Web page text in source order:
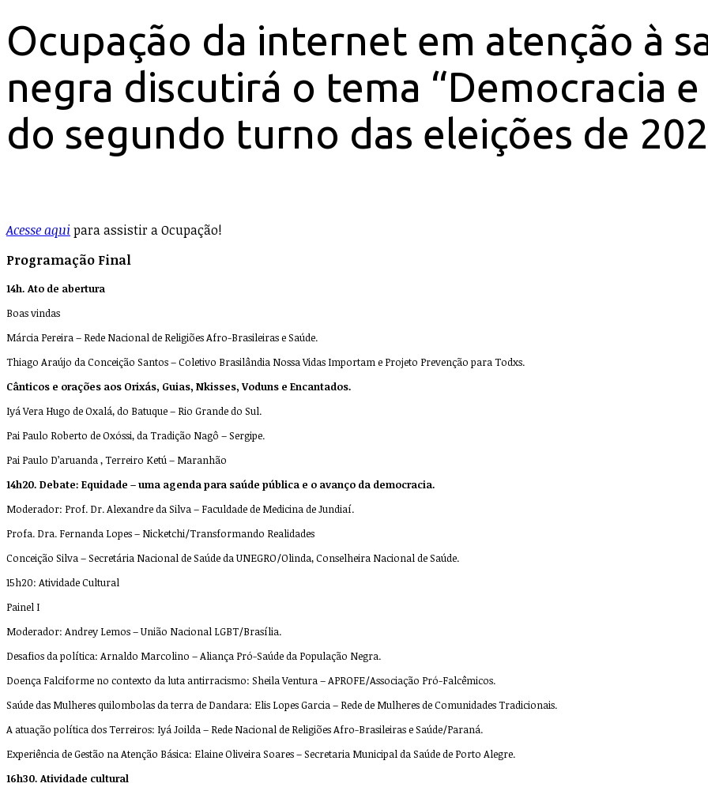
Ocupação da internet em atenção à
negra discutirá o tema “Democracia e
do segundo turno das eleições de
Acesse aqui para assistir a Ocupação!
Programação Final
14h. Ato de abertura
Boas vindas
Márcia Pereira – Rede Nacional de Religiões Afro-Brasileiras e Saúde.
Thiago Araújo da Conceição Santos – Coletivo Brasilândia Nossa Vidas Importam e Projeto Prevenção para Todxs.
Cânticos e orações aos Orixás, Guias, Nkisses, Voduns e Encantados.
Iyá Vera Hugo de Oxalá, do Batuque – Rio Grande do Sul.
Pai Paulo Roberto de Oxóssi, da Tradição Nagô – Sergipe.
Pai Paulo D’aruanda , Terreiro Ketú – Maranhão
14h20. Debate: Equidade – uma agenda para saúde pública e o avanço da democracia.
Moderador: Prof. Dr. Alexandre da Silva – Faculdade de Medicina de Jundiaí.
Profa. Dra. Fernanda Lopes – Nicketchi/Transformando Realidades
Conceição Silva – Secretária Nacional de Saúde da UNEGRO/Olinda, Conselheira Nacional de Saúde.
15h20: Atividade Cultural
Painel I
Moderador: Andrey Lemos – União Nacional LGBT/Brasília.
Desafios da política: Arnaldo Marcolino – Aliança Pró-Saúde da População Negra.
Doença Falciforme no contexto da luta antirracismo: Sheila Ventura – APROFE/Associação Pró-Falcêmicos.
Saúde das Mulheres quilombolas da terra de Dandara: Elis Lopes Garcia – Rede de Mulheres de Comunidades Tradicionais.
A atuação política dos Terreiros: Iyá Joilda – Rede Nacional de Religiões Afro-Brasileiras e Saúde/Paraná.
Experiência de Gestão na Atenção Básica: Elaine Oliveira Soares – Secretaria Municipal da Saúde de Porto Alegre.
16h30. Atividade cultural